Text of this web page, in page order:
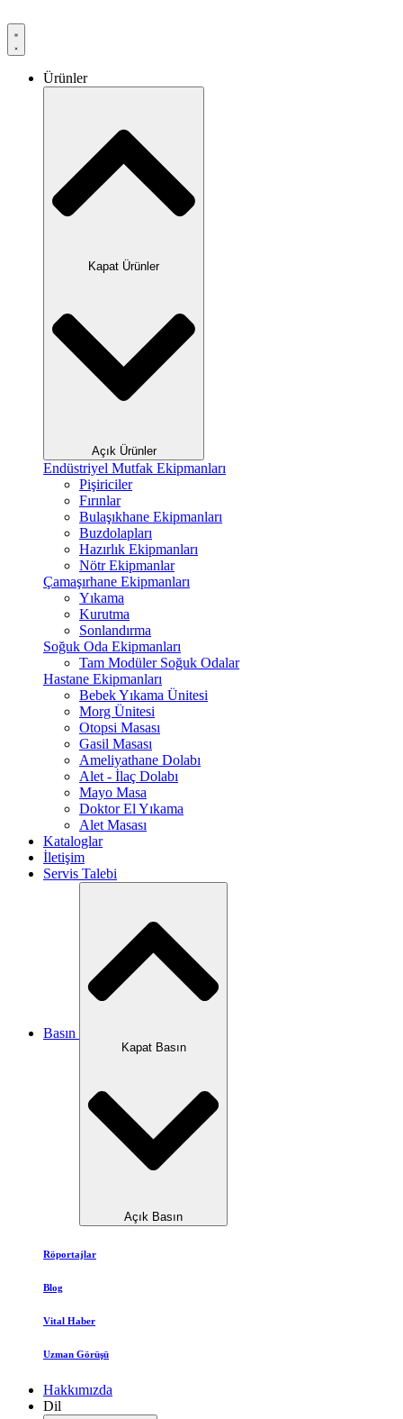
Ürünler
Kapat Ürünler
Açık Ürünler
Endüstriyel Mutfak Ekipmanları
Pişiriciler
Fırınlar
Bulaşıkhane Ekipmanları
Buzdolapları
Hazırlık Ekipmanları
Nötr Ekipmanlar
Çamaşırhane Ekipmanları
Yıkama
Kurutma
Sonlandırma
Soğuk Oda Ekipmanları
Tam Modüler Soğuk Odalar
Hastane Ekipmanları
Bebek Yıkama Ünitesi
Morg Ünitesi
Otopsi Masası
Gasil Masası
Ameliyathane Dolabı
Alet - İlaç Dolabı
Mayo Masa
Doktor El Yıkama
Alet Masası
Kataloglar
İletişim
Servis Talebi
Basın
Kapat Basın
Açık Basın
Röportajlar
Blog
Vital Haber
Uzman Görüşü
Hakkımızda
Dil